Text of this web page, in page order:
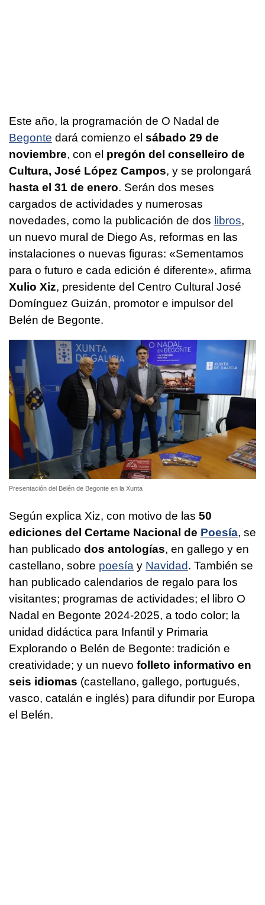
Este año, la programación de O Nadal de
Begonte dará comienzo el sábado 29 de
noviembre, con el pregón del conselleiro de
Cultura, José López Campos, y se prolongará
hasta el 31 de enero. Serán dos meses
cargados de actividades y numerosas
novedades, como la publicación de dos libros,
un nuevo mural de Diego As, reformas en las
instalaciones o nuevas figuras: «Sementamos
para o futuro e cada edición é diferente», afirma
Xulio Xiz, presidente del Centro Cultural José
Domínguez Guizán, promotor e impulsor del
Belén de Begonte.
Presentación del Belén de Begonte en la Xunta
Según explica Xiz, con motivo de las 50
ediciones del Certame Nacional de Poesía, se
han publicado dos antologías, en gallego y en
castellano, sobre poesía y Navidad. También se
han publicado calendarios de regalo para los
visitantes; programas de actividades; el libro O
Nadal en Begonte 2024-2025, a todo color; la
unidad didáctica para Infantil y Primaria
Explorando o Belén de Begonte: tradición e
creatividade; y un nuevo folleto informativo en
seis idiomas (castellano, gallego, portugués,
vasco, catalán e inglés) para difundir por Europa
el Belén.